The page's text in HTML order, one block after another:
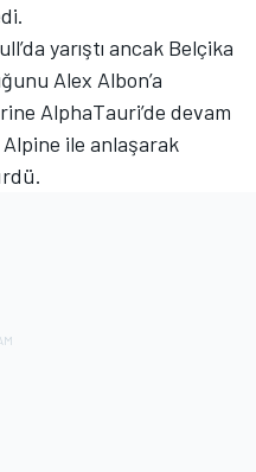
yarıştı ancak Belçika
Alex Albon’a
AlphaTauri’de devam
ile anlaşarak